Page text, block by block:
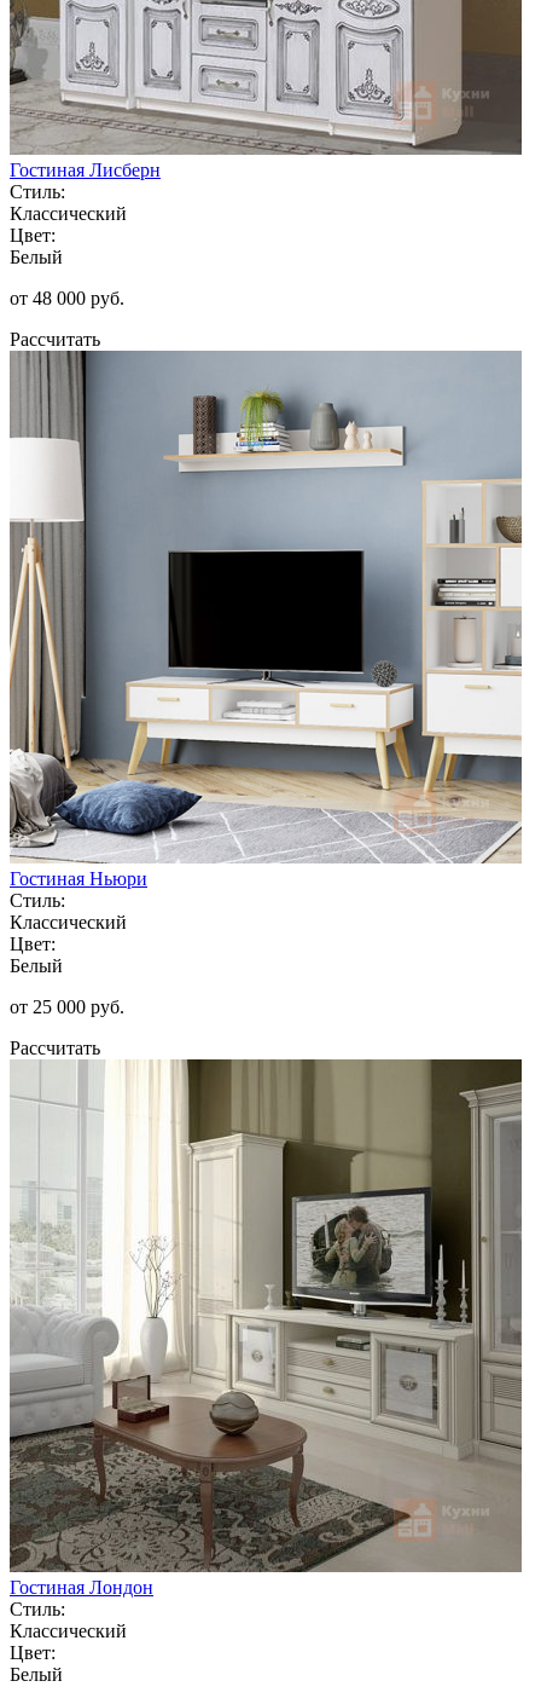
Гостиная Лисберн
Стиль:
Классический
Цвет:
Белый
от 48 000 руб.
Рассчитать
Гостиная Ньюри
Стиль:
Классический
Цвет:
Белый
от 25 000 руб.
Рассчитать
Гостиная Лондон
Стиль:
Классический
Цвет:
Белый